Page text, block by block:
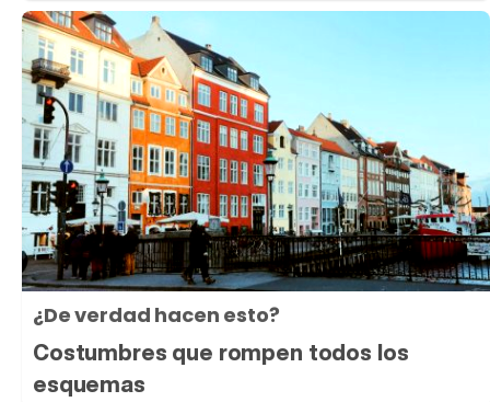
¿De verdad hacen esto?
Costumbres que rompen todos los
esquemas